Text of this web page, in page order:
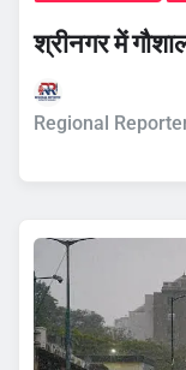
श्रीनगर में
Regional